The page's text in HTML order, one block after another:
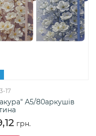
17
А5/80аркушів
грн.